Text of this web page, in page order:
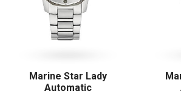
Marine Star Lady
Automatic